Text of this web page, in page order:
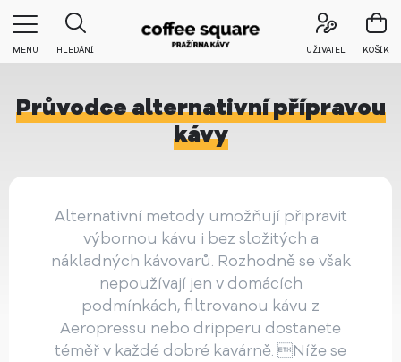
MENU HLEDÁNÍ UŽIVATEL KOŠÍK
Průvodce alternativní přípravou
kávy
Alternativní metody umožňují připravit
výbornou kávu i bez složitých a
nákladných kávovarů. Rozhodně se však
nepoužívají jen v domácích
podmínkách, filtrovanou kávu z
Aeropressu nebo dripperu dostanete
téměř v každé dobré kavárně. Níže se